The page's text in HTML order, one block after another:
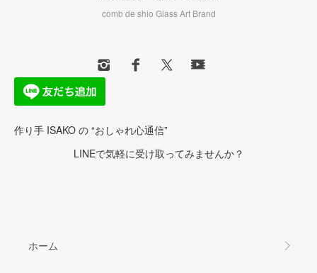
comb de shio Glass Art Brand
作り手 ISAKO の “おしゃれ心通信”
LINEで気軽に受け取ってみませんか？
ホーム